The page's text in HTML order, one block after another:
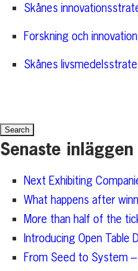
Skånes
Forskning och
Skånes
Senaste inläggen
Next Exhibiting
What happens after
More than half of the
Introducing Open Table
From Seed to System